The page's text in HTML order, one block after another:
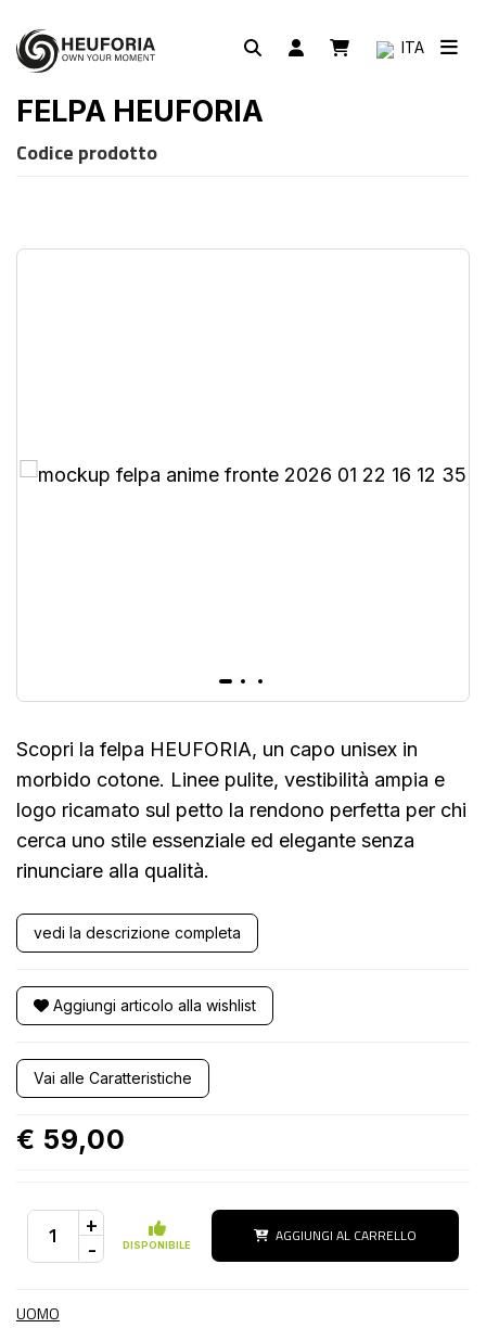
ITA
FELPA HEUFORIA
Codice prodotto
Scopri la felpa HEUFORIA, un capo unisex in
morbido cotone. Linee pulite, vestibilità ampia e
logo ricamato sul petto la rendono perfetta per chi
cerca uno stile essenziale ed elegante senza
rinunciare alla qualità.
vedi la descrizione completa
Aggiungi articolo alla wishlist
Vai alle Caratteristiche
€ 59,00
+
- DISPONIBILE AGGIUNGI AL CARRELLO
UOMO